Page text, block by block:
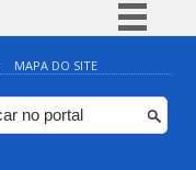
Simplifique!
Comunica BR
Participe
MAPA DO SITE